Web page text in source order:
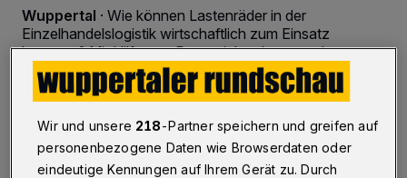
Wuppertal · Wie können Lastenräder in der
Einzelhandelslogistik wirtschaftlich zum Einsatz
kommen? Mit Hilfe von Potenzialanalysen und
Feldversuchen wollen Forschende der Bergischen
Universität eine Antwort auf diese Frage finden.
14.11.2018 , 11:42 Uhr Eine Minute Lesezeit
Wir und unsere 218-Partner speichern und greifen auf
personenbezogene Daten wie Browserdaten oder
eindeutige Kennungen auf Ihrem Gerät zu. Durch